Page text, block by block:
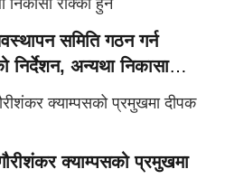
समिति गठन गर्न
निर्देशन, अन्यथा निकासा
क्याम्पसको प्रमुखमा